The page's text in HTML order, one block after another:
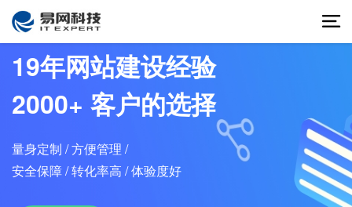
19年网站建设经验
2000+ 客户的选择
量身定制 /方便管理 /
安全保障 /转化率高 /体验度好